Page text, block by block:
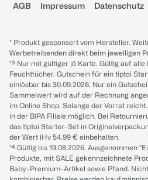
AGB Impressum Datenschutz
* Produkt gesponsert vom Hersteller.
Werbetreibenden direkt beim jeweiligen
*³ Nur mit gültiger jö Karte. Gültig auf alle
Feuchttücher. Gutschein für ein tiptoi
einlösbar bis 30.09.2026. Nur ein
Sammelwert wird auf der Rechnung
im Online Shop. Solange der Vorrat
in der BIPA Filiale möglich. Bei
das tiptoi Starter-Set in
der Wert iHv 54.99 € einbehalten.
*⁴ Gültig bis 19.08.2026. Ausgenommen
Produkte, mit SALE gekennzeichnete
Baby-Premium-Artikel sowie Pfand.